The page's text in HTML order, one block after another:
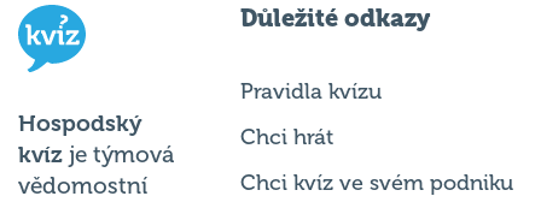
Hospodský
kvíz je týmová
vědomostní
Důležité odkazy
Pravidla kvízu
Chci hrát
Chci kvíz ve svém podniku